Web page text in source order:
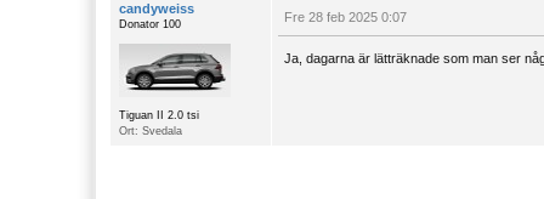
candyweiss
Donator 100
Tiguan II 2.0 tsi
Ort: Svedala
Fre 28 feb 2025 0:07
Ja, dagarna är lätträknade som man ser